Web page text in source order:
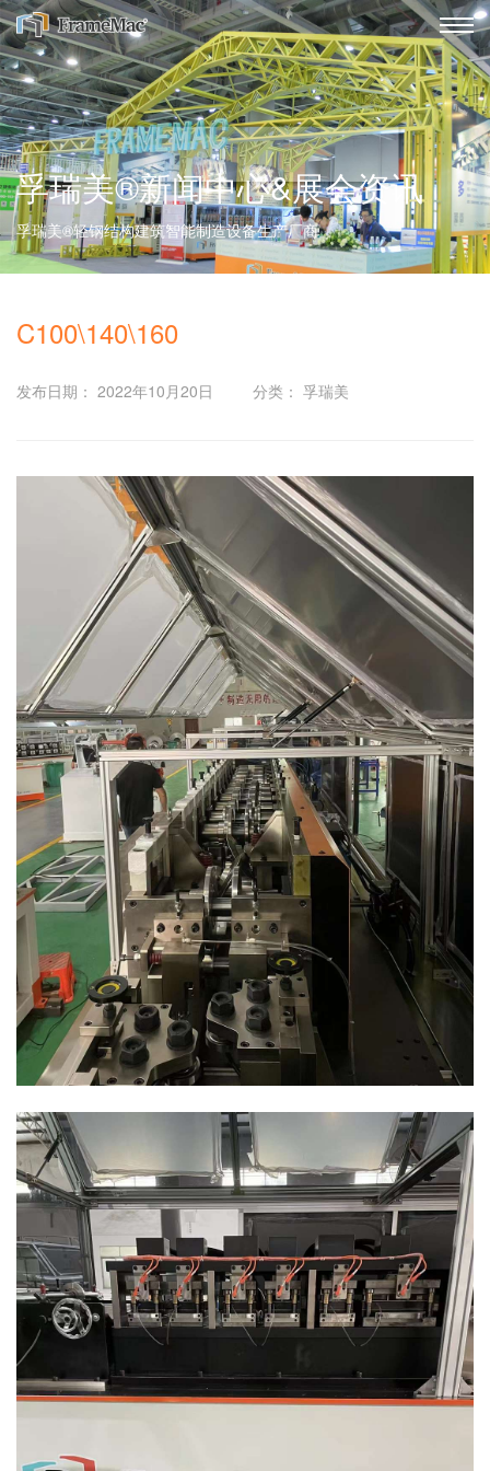
孚瑞美®新闻中心&展会资讯
孚瑞美®轻钢结构建筑智能制造设备生产厂商
C100\140\160
发布日期： 2022年10月20日 分类： 孚瑞美